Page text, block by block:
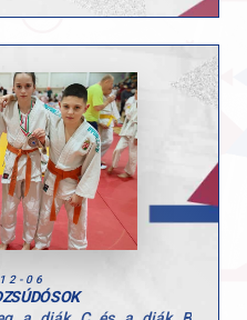
arcán.
kiemelten fontos a
pillanatok megteremtése,
hozzák egymáshoz
– írta közösségi oldalán
06